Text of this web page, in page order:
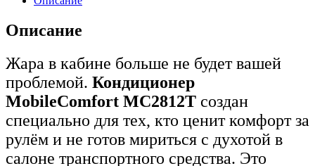
Описание
Жара в кабине больше не будет вашей
проблемой. Кондиционер
MobileComfort MC2812T создан
специально для тех, кто ценит комфорт за
рулём и не готов мириться с духотой в
салоне транспортного средства. Это